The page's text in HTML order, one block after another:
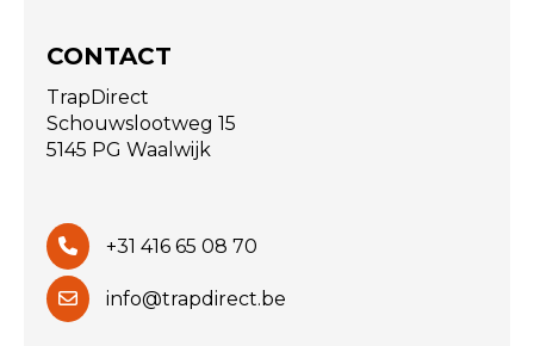
CONTACT
TrapDirect
Schouwslootweg 15
5145 PG Waalwijk
+31 416 65 08 70
info@trapdirect.be